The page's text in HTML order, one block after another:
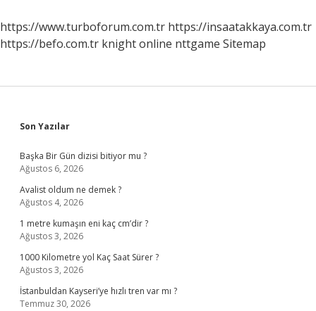
https://www.turboforum.com.tr https://insaatakkaya.com.tr
https://befo.com.tr knight online nttgame Sitemap
Sidebar
Son Yazılar
Başka Bir Gün dizisi bitiyor mu ?
Ağustos 6, 2026
Avalist oldum ne demek ?
Ağustos 4, 2026
1 metre kumaşın eni kaç cm’dir ?
Ağustos 3, 2026
1000 Kilometre yol Kaç Saat Sürer ?
Ağustos 3, 2026
İstanbuldan Kayseri’ye hızlı tren var mı ?
Temmuz 30, 2026